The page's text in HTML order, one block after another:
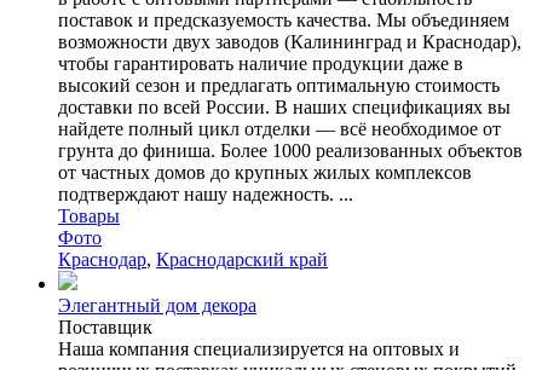
поставок и предсказуемость качества. Мы объединяем
возможности двух заводов (Калининград и Краснодар),
чтобы гарантировать наличие продукции даже в
высокий сезон и предлагать оптимальную стоимость
доставки по всей России. В наших спецификациях вы
найдете полный цикл отделки — всё необходимое от
грунта до финиша. Более 1000 реализованных объектов
от частных домов до крупных жилых комплексов
подтверждают нашу надежность. ...
Товары
Фото
Краснодар, Краснодарский край
Элегантный дом декора
Поставщик
Наша компания специализируется на оптовых и